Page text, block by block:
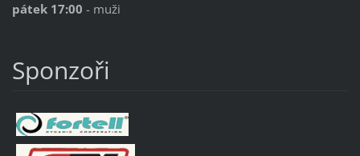
pátek 17:00 - muži
Sponzoři